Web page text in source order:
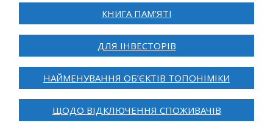
КНИГА ПАМ’ЯТІ
ДЛЯ ІНВЕСТОРІВ
НАЙМЕНУВАННЯ ОБ’ЄКТІВ ТОПОНІМІКИ
ЩОДО ВІДКЛЮЧЕННЯ СПОЖИВАЧІВ